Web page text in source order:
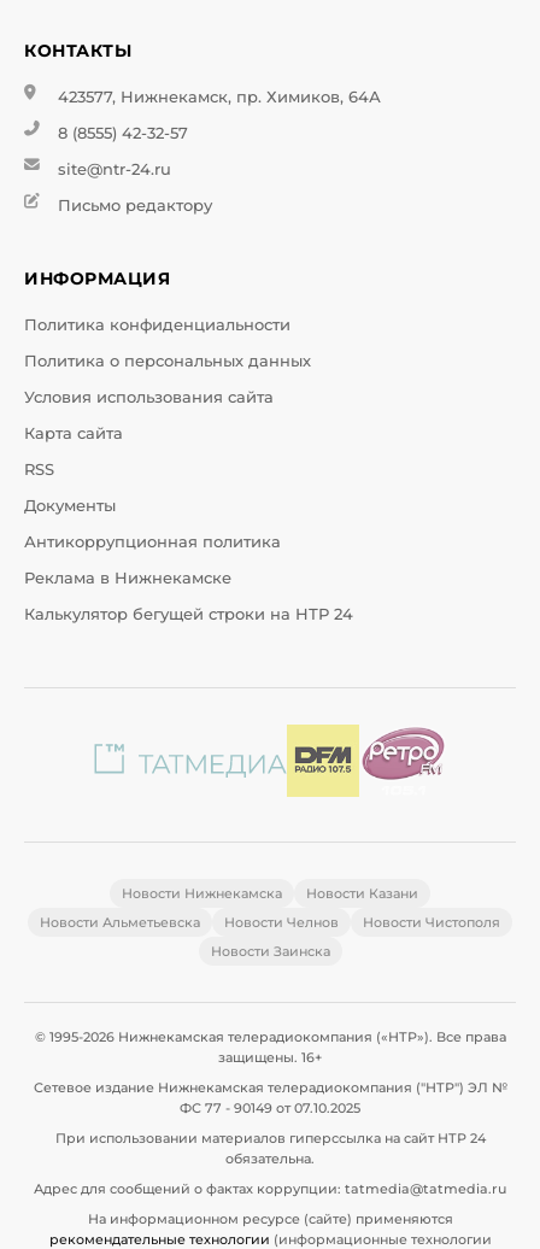
КОНТАКТЫ
423577, Нижнекамск, пр. Химиков, 64А
8 (8555) 42-32-57
site@ntr-24.ru
Письмо редактору
ИНФОРМАЦИЯ
Политика конфиденциальности
Политика о персональных данных
Условия использования сайта
Карта сайта
RSS
Документы
Антикоррупционная политика
Реклама в Нижнекамске
Калькулятор бегущей строки на НТР 24
Новости Нижнекамска
Новости Казани
Новости Альметьевска
Новости Челнов
Новости Чистополя
Новости Заинска
© 1995-2026 Нижнекамская телерадиокомпания («НТР»). Все права
защищены. 16+
Сетевое издание Нижнекамская телерадиокомпания ("НТР") ЭЛ №
ФС 77 - 90149 от 07.10.2025
При использовании материалов гиперссылка на сайт НТР 24
обязательна.
Адрес для сообщений о фактах коррупции: tatmedia@tatmedia.ru
На информационном ресурсе (сайте) применяются
рекомендательные технологии (информационные технологии